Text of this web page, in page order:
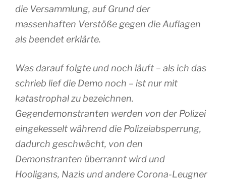
die Versammlung, auf Grund der
massenhaften Verstöße gegen die Auflagen
als beendet erklärte.
Was darauf folgte und noch läuft – als ich das
schrieb lief die Demo noch – ist nur mit
katastrophal zu bezeichnen.
Gegendemonstranten werden von der Polizei
eingekesselt während die Polizeiabsperrung,
dadurch geschwächt, von den
Demonstranten überrannt wird und
Hooligans, Nazis und andere Corona-Leugner